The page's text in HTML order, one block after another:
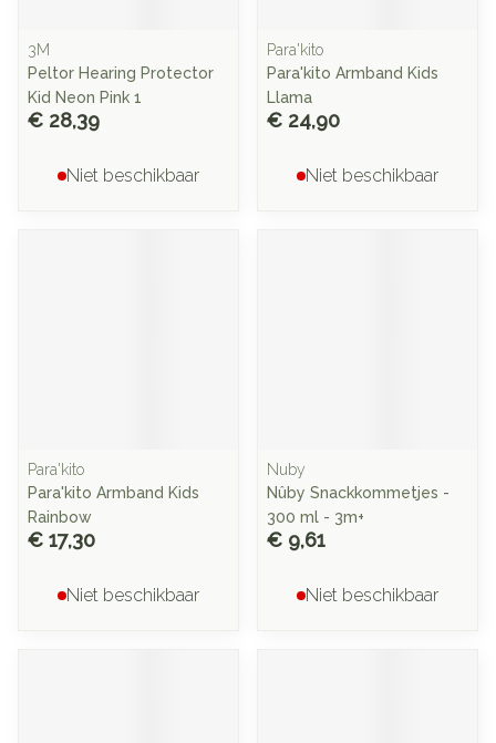
3M
Peltor Hearing Protector
Kid Neon Pink 1
€ 28,39
Niet beschikbaar
Para'kito
Para'kito Armband Kids
Llama
€ 24,90
Niet beschikbaar
Para'kito
Para'kito Armband Kids
Rainbow
€ 17,30
Niet beschikbaar
Nuby
Nûby Snackkommetjes -
300 ml - 3m+
€ 9,61
Niet beschikbaar